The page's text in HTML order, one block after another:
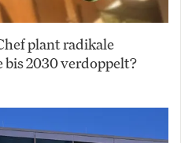
plant radikale
bis 2030 verdoppelt?